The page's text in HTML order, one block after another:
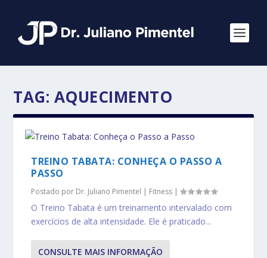
TAG: AQUECIMENTO
TREINO TABATA: CONHEÇA O PASSO A
PASSO
Postado por Dr. Juliano Pimentel | Fitness |
O Treino Tabata é um treinamento intervalado com
exercícios de alta intensidade. Ele é praticado...
CONSULTE MAIS INFORMAÇÃO